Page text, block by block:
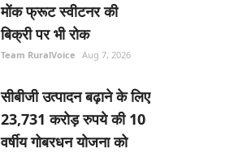
मोंक फ्रूट स्वीटनर की
बिक्री पर भी रोक
Team RuralVoice Aug 7, 2026
सीबीजी उत्पादन बढ़ाने के लिए
23,731 करोड़ रुपये की 10
वर्षीय गोबरधन योजना को